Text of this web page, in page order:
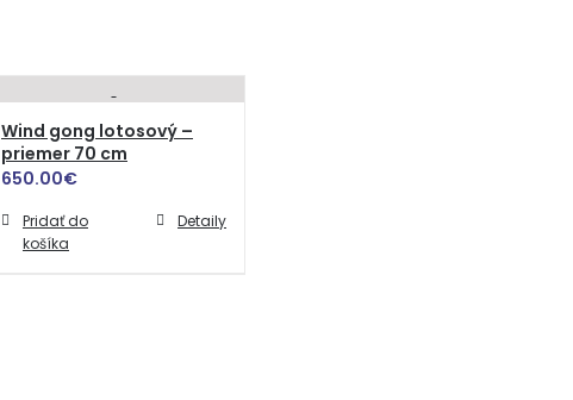
Wind gong lotosový –
priemer 70 cm
650.00€
Pridať do
košíka
Detaily